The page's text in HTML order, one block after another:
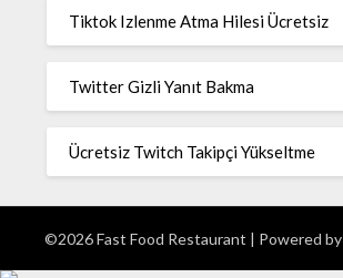
Tiktok Izlenme Atma Hilesi Ücretsiz
Twitter Gizli Yanıt Bakma
Ücretsiz Twitch Takipçi Yükseltme
©2026 Fast Food Restaurant | Powered by